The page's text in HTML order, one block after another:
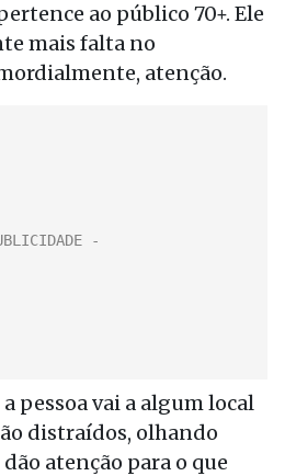
ao público 70+. Ele
mais falta no
atenção.
pessoa vai a algum local
distraídos, olhando
atenção para o que